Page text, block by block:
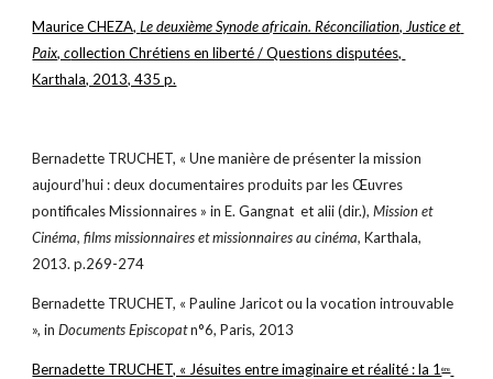
Maurice CHEZA, Le deuxième Synode africain. Réconciliation, Justice et
Paix, collection Chrétiens en liberté / Questions disputées,
Karthala, 2013, 435 p.
Bernadette TRUCHET, « Une manière de présenter la mission
aujourd’hui : deux documentaires produits par les Œuvres
pontificales Missionnaires » in E. Gangnat  et alii (dir.), Mission et
Cinéma, films missionnaires et missionnaires au cinéma, Karthala,
2013. p.269-274
Bernadette TRUCHET, « Pauline Jaricot ou la vocation introuvable
», in Documents Episcopat n°6, Paris, 2013
Bernadette TRUCHET, « Jésuites entre imaginaire et réalité : la 1ère